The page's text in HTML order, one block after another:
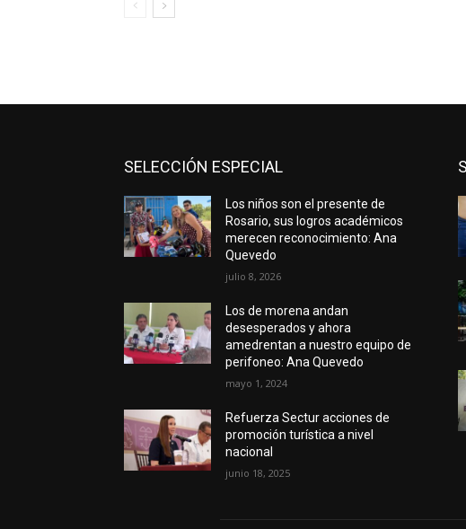
SELECCIÓN ESPECIAL
Los niños son el presente de
Rosario, sus logros académicos
merecen reconocimiento: Ana
Quevedo
julio 8, 2026
Los de morena andan
desesperados y ahora
amedrentan a nuestro equipo de
perifoneo: Ana Quevedo
mayo 1, 2024
Refuerza Sectur acciones de
promoción turística a nivel
nacional
junio 18, 2025